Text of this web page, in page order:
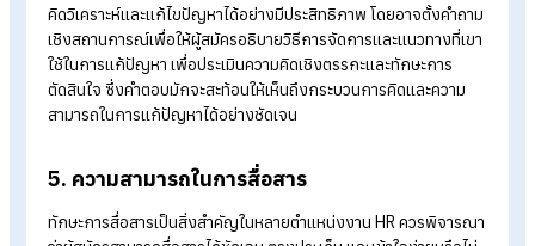
เหมาะสมกับบทบาทหน้าที่ แต่สำหรับตำแหน่งสายครีเอทีฟ เช่น นัก
ออกแบบกราฟิก ช่างภาพ หรือโปรดักชัน การใช้รูปถ่ายหน้าตรงที่
เรียบร้อยอาจไม่สื่อถึงความคิดสร้างสรรค์หรือสะท้อนเอกลักษณ์ข
ผู้สมัครได้อย่างเต็มที่
3. ทัศนคติในการทำงานและการปรับตัว
ปัจจุบันเรื่องของทัศนคติในการทำงานและการปรับตัวเป็นสิ่งที่สำ